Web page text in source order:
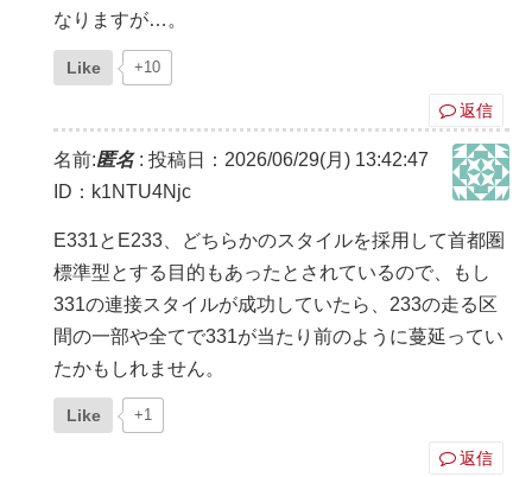
なりますが…。
Like +10
返信
名前:匿名: 投稿日：2026/06/29(月) 13:42:47
ID：k1NTU4Njc
E331とE233、どちらかのスタイルを採用して首都圏
標準型とする目的もあったとされているので、もし
331の連接スタイルが成功していたら、233の走る区
間の一部や全てで331が当たり前のように蔓延ってい
たかもしれません。
Like +1
返信